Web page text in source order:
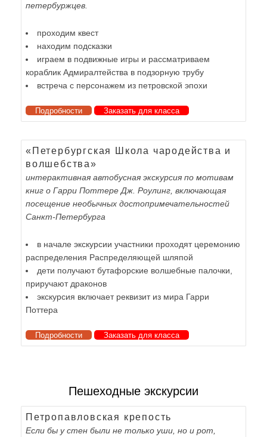
петербуржцев.
проходим квест
находим подсказки
играем в подвижные игры и рассматриваем
кораблик Адмиралтейства в подзорную трубу
встреча с персонажем из петровской эпохи
Подробности Заказать для класса
«Петербургская Школа чародейства и
волшебства»
интерактивная автобусная экскурсия по мотивам
книг о Гарри Поттере Дж. Роулинг, включающая
посещение необычных достопримечательностей
Санкт-Петербурга
в начале экскурсии участники проходят церемонию
распределения Распределяющей шляпой
дети получают бутафорские волшебные палочки,
приручают драконов
экскурсия включает реквизит из мира Гарри
Поттера
Подробности Заказать для класса
Пешеходные экскурсии
Петропавловская крепость
Если бы у стен были не только уши, но и рот,